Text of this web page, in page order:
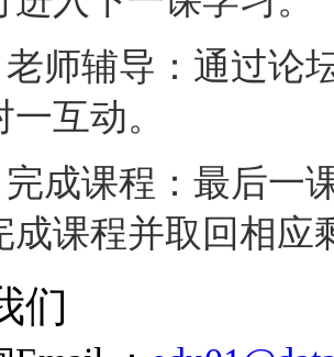
成课程并取回相应
们
Email ：
入门讨论咨询QQ
家免费观看）